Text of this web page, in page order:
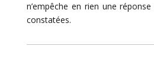
n’empêche en rien une
constatées.